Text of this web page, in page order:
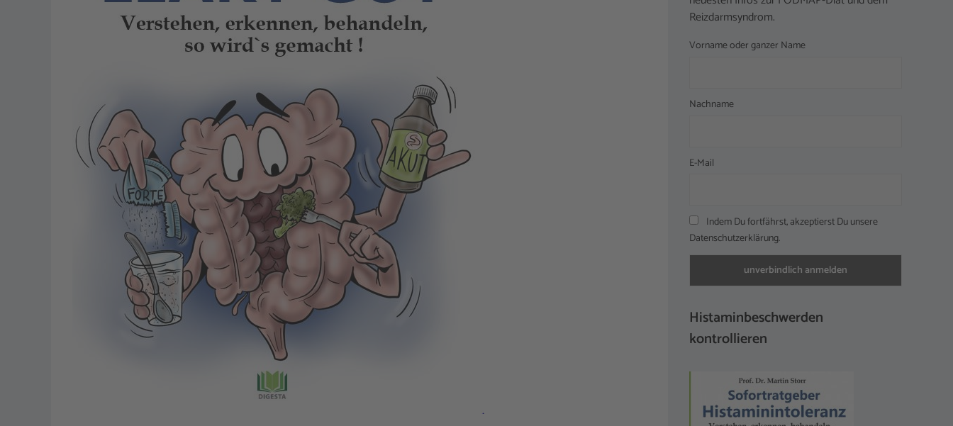
Reizdarmsyndrom.
Vorname oder ganzer Name
Nachname
E-Mail
Indem Du fortfährst, akzeptierst Du unsere
Datenschutzerklärung.
Histaminbeschwerden
kontrollieren